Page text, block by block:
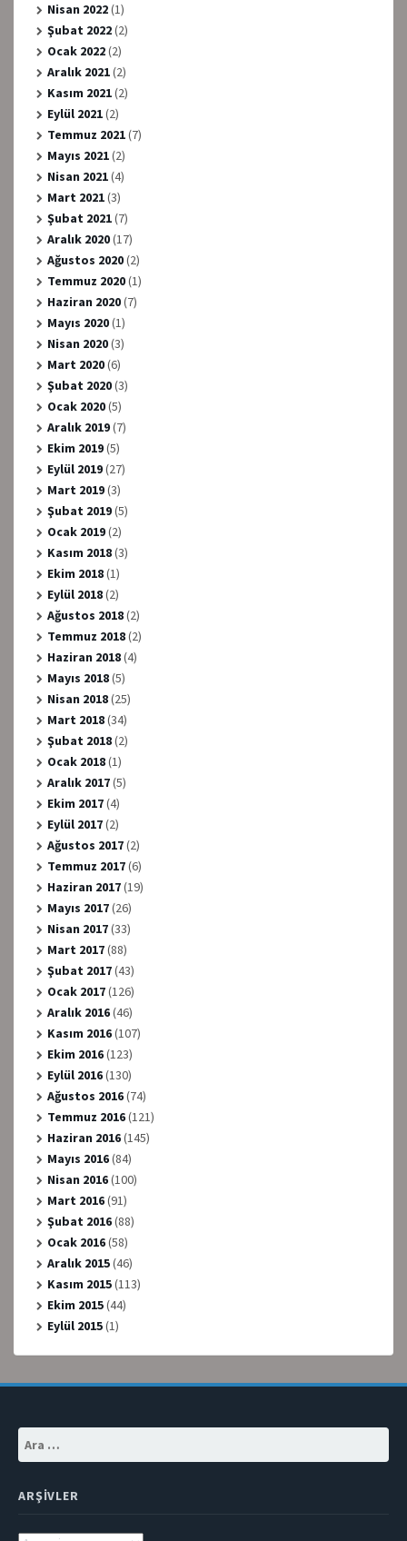
Nisan 2022(1)
Şubat 2022(2)
Ocak 2022(2)
Aralık 2021(2)
Kasım 2021(2)
Eylül 2021(2)
Temmuz 2021(7)
Mayıs 2021(2)
Nisan 2021(4)
Mart 2021(3)
Şubat 2021(7)
Aralık 2020(17)
Ağustos 2020(2)
Temmuz 2020(1)
Haziran 2020(7)
Mayıs 2020(1)
Nisan 2020(3)
Mart 2020(6)
Şubat 2020(3)
Ocak 2020(5)
Aralık 2019(7)
Ekim 2019(5)
Eylül 2019(27)
Mart 2019(3)
Şubat 2019(5)
Ocak 2019(2)
Kasım 2018(3)
Ekim 2018(1)
Eylül 2018(2)
Ağustos 2018(2)
Temmuz 2018(2)
Haziran 2018(4)
Mayıs 2018(5)
Nisan 2018(25)
Mart 2018(34)
Şubat 2018(2)
Ocak 2018(1)
Aralık 2017(5)
Ekim 2017(4)
Eylül 2017(2)
Ağustos 2017(2)
Temmuz 2017(6)
Haziran 2017(19)
Mayıs 2017(26)
Nisan 2017(33)
Mart 2017(88)
Şubat 2017(43)
Ocak 2017(126)
Aralık 2016(46)
Kasım 2016(107)
Ekim 2016(123)
Eylül 2016(130)
Ağustos 2016(74)
Temmuz 2016(121)
Haziran 2016(145)
Mayıs 2016(84)
Nisan 2016(100)
Mart 2016(91)
Şubat 2016(88)
Ocak 2016(58)
Aralık 2015(46)
Kasım 2015(113)
Ekim 2015(44)
Eylül 2015(1)
ARŞIVLER